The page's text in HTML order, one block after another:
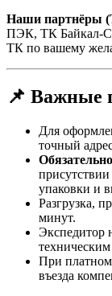
Наши партнёры
ПЭК, ТК Байкал-
ТК по вашему
📌 Важные
Для
точный
присутствии
упаковки и
Разгрузка,
минут.
Экспедитор
При платном
въезда